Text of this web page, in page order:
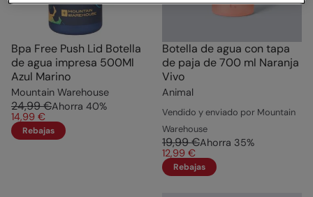
Bpa Free Push Lid Botella
de agua impresa 500Ml
Azul Marino
Mountain Warehouse
24,99 €Ahorra 40%
14,99 €
Rebajas
Botella de agua con tapa
de paja de 700 ml Naranja
Vivo
Animal
Vendido y enviado por Mountain
Warehouse
19,99 €Ahorra 35%
12,99 €
Rebajas